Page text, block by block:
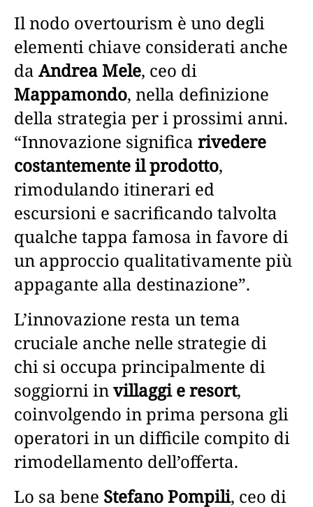
Il nodo overtourism è uno degli
elementi chiave considerati anche
da Andrea Mele, ceo di
Mappamondo, nella definizione
della strategia per i prossimi anni.
“Innovazione significa rivedere
costantemente il prodotto,
rimodulando itinerari ed
escursioni e sacrificando talvolta
qualche tappa famosa in favore di
un approccio qualitativamente più
appagante alla destinazione”.
L’innovazione resta un tema
cruciale anche nelle strategie di
chi si occupa principalmente di
soggiorni invillaggi e resort,
coinvolgendo in prima persona gli
operatori in un difficile compito di
rimodellamento dell’offerta.
Lo sa bene Stefano Pompili, ceo di